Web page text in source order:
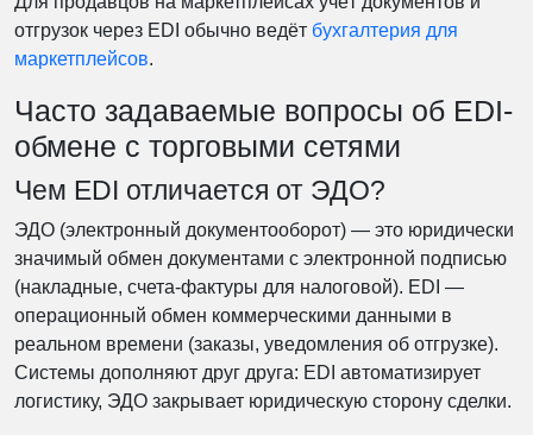
отгрузок через EDI обычно ведёт бухгалтерия для
маркетплейсов.
Часто задаваемые вопросы об EDI-
обмене с торговыми сетями
Чем EDI отличается от ЭДО?
ЭДО (электронный документооборот) — это юридически
значимый обмен документами с электронной подписью
(накладные, счета-фактуры для налоговой). EDI —
операционный обмен коммерческими данными в
реальном времени (заказы, уведомления об отгрузке).
Системы дополняют друг друга: EDI автоматизирует
логистику, ЭДО закрывает юридическую сторону сделки.